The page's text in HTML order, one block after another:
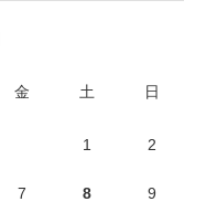
金 土 日
1 2
7 8 9